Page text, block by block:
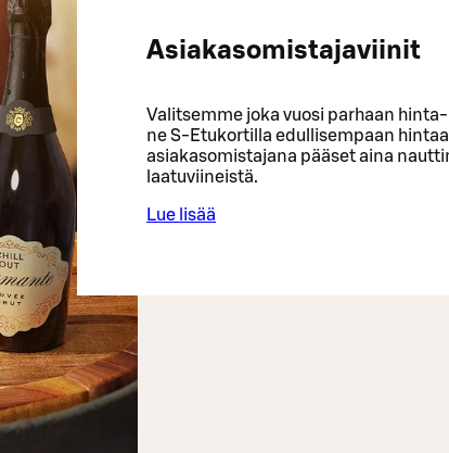
Asiakasomistajaviinit
Valitsemme joka vuosi parhaan
ne S-Etukortilla edullisempaan
asiakasomistajana pääset aina
laatuviineistä.
Lue lisää